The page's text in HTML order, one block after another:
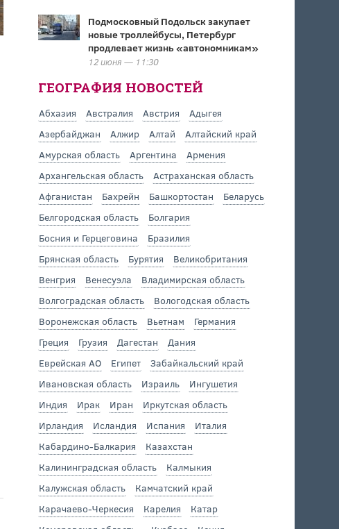
Подмосковный Подольск закупает
новые троллейбусы, Петербург
продлевает жизнь «автономникам»
12 июня — 11:30
ГЕОГРАФИЯ НОВОСТЕЙ
Абхазия Австралия Австрия
Адыгея
Азербайджан
Алжир Алтай
Алтайский край
Амурская область
Аргентина
Армения
Архангельская область
Астраханская область
Афганистан
Бахрейн Башкортостан
Беларусь
Белгородская область
Болгария
Босния и Герцеговина
Бразилия
Брянская область
Бурятия
Великобритания
Венгрия
Венесуэла
Владимирская область
Волгоградская область
Вологодская область
Воронежская область
Вьетнам
Германия
Греция
Грузия Дагестан
Дания
Еврейская АО
Египет
Забайкальский край
Ивановская область
Израиль
Ингушетия
Индия
Ирак Иран
Иркутская область
Ирландия
Исландия Испания
Италия
Кабардино-Балкария
Казахстан
Калининградская область
Калмыкия
Калужская область
Камчатский край
Карачаево-Черкесия
Карелия
Катар